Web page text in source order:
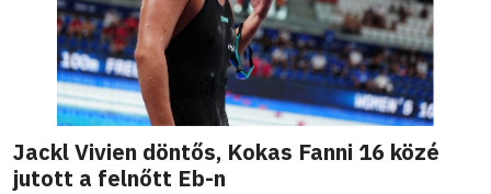
Jackl Vivien döntős, Kokas Fanni 16 közé
jutott a felnőtt Eb-n